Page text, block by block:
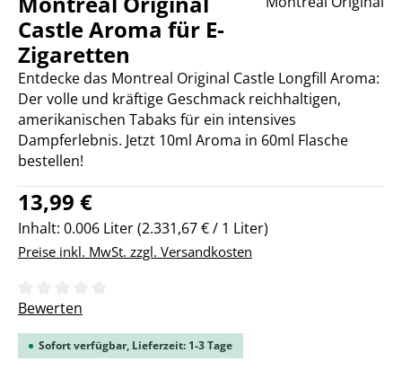
Castle Aroma für E-
Zigaretten
Entdecke das Montreal Original Castle Longfill Aroma:
Der volle und kräftige Geschmack reichhaltigen,
amerikanischen Tabaks für ein intensives
Dampferlebnis. Jetzt 10ml Aroma in 60ml Flasche
bestellen!
Regulärer Preis:
13,99 €
Inhalt: 0.006 Liter(2.331,67 € / 1 Liter)
Preise inkl. MwSt. zzgl. Versandkosten
Durchschnittliche Bewertung von 0 von 5 Sternen
Bewerten
Sofort verfügbar, Lieferzeit: 1-3 Tage